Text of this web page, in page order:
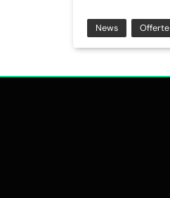
News Offerte